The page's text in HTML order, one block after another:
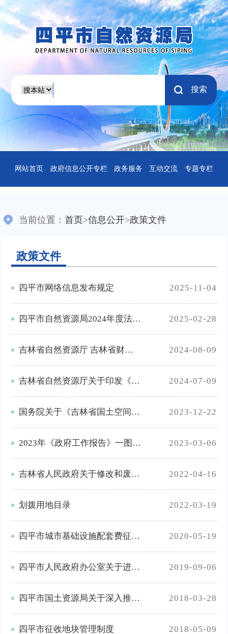
搜索
网站首页 政府信息公开专栏 政务服务 互动交流 专题专栏
当前位置：首页>信息公开>政策文件
政策文件
四平市网络信息发布规定 2025-11-04
四平市自然资源局2024年度法治政府建设情况报告 2025-02-28
吉林省自然资源厅 吉林省财政厅关于印发《吉林省地质勘查项目管理办法》的通知 2024-08-09
吉林省自然资源厅关于印发《吉林省城镇开发边界管理实施细则（试行）》的通知 2024-07-09
国务院关于《吉林省国土空间规划（2021—2035年）》的批复 2023-12-22
2023年《政府工作报告》一图全读懂 2023-03-06
吉林省人民政府关于修改和废止部分省政府规章的决定 2022-04-16
划拨用地目录 2022-03-19
四平市城市基础设施配套费征收管理暂行办法 2020-05-19
四平市人民政府办公室关于进一步加强耕地保护和改进占补平衡的实施意见 2019-09-06
四平市国土资源局关于深入推进全市不动产登记“只跑一次”工作的通知 2018-03-28
四平市征收地块管理制度 2018-05-09